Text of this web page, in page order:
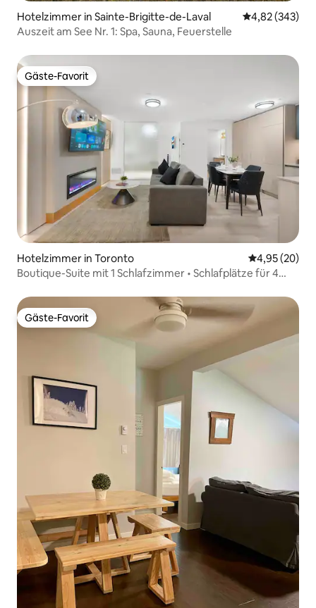
Hotelzimmer in Sainte-Brigitte-de-Laval
4,82 (343)
Auszeit am See Nr. 1: Spa, Sauna, Feuerstelle
Gäste-Favorit
Gäste-Favorit
Hotelzimmer in Toronto
4,95 (20)
Boutique-Suite mit 1 Schlafzimmer • Schlafplätze für 4
Gäste-Favorit
Gäste-Favorit